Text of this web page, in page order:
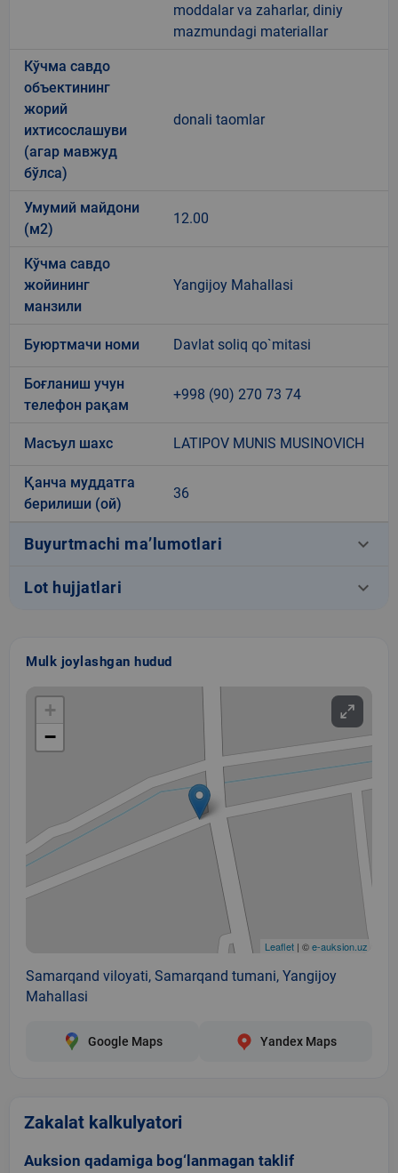
moddalar va zaharlar, diniy
mazmundagi materiallar
Кўчма савдо
объектининг
жорий
ихтисослашуви
(агар мавжуд
бўлса)
donali taomlar
Умумий майдони
(м2)
12.00
Кўчма савдо
жойининг
манзили
Yangijoy Mahallasi
Буюртмачи номи Davlat soliq qo`mitasi
Боғланиш учун
телефон рақам
+998 (90) 270 73 74
Масъул шахс LATIPOV MUNIS MUSINOVICH
Қанча муддатга
берилиши (ой)
36
Buyurtmachi ma’lumotlari keyboard_arrow_down
Lot hujjatlari keyboard_arrow_down
Mulk joylashgan hudud
+
−
Leaflet | ©e-auksion.uz
Samarqand viloyati, Samarqand tumani, Yangijoy
Mahallasi
Google Maps Yandex Maps
Zakalat kalkulyatori
Auksion qadamiga bog‘lanmagan taklif